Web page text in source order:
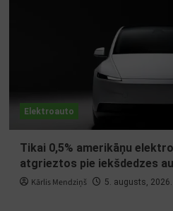
Elektroauto
Tikai 0,5% amerikāņu
atgrieztos pie iekšdedzes
Kārlis Mendziņš 5. augusts, 2026.